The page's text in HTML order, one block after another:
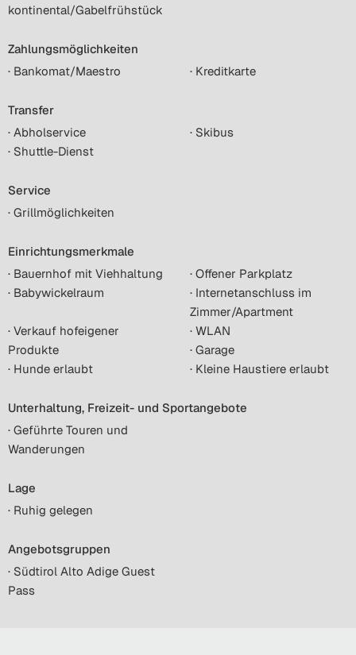
kontinental/Gabelfrühstück
Zahlungsmöglichkeiten
· Bankomat/Maestro
· Kreditkarte
Transfer
· Abholservice
· Skibus
· Shuttle-Dienst
Service
· Grillmöglichkeiten
Einrichtungsmerkmale
· Bauernhof mit Viehhaltung
· Offener Parkplatz
· Babywickelraum
· Internetanschluss im
Zimmer/Apartment
· Verkauf hofeigener
Produkte
· WLAN
· Garage
· Hunde erlaubt
· Kleine Haustiere erlaubt
Unterhaltung, Freizeit- und Sportangebote
· Geführte Touren und
Wanderungen
Lage
· Ruhig gelegen
Angebotsgruppen
· Südtirol Alto Adige Guest
Pass